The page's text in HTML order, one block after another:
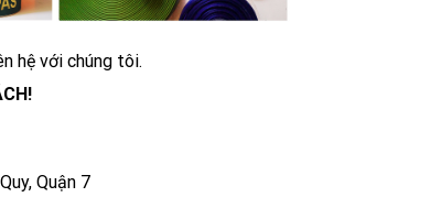
hệ với chúng tôi.
Quận 7